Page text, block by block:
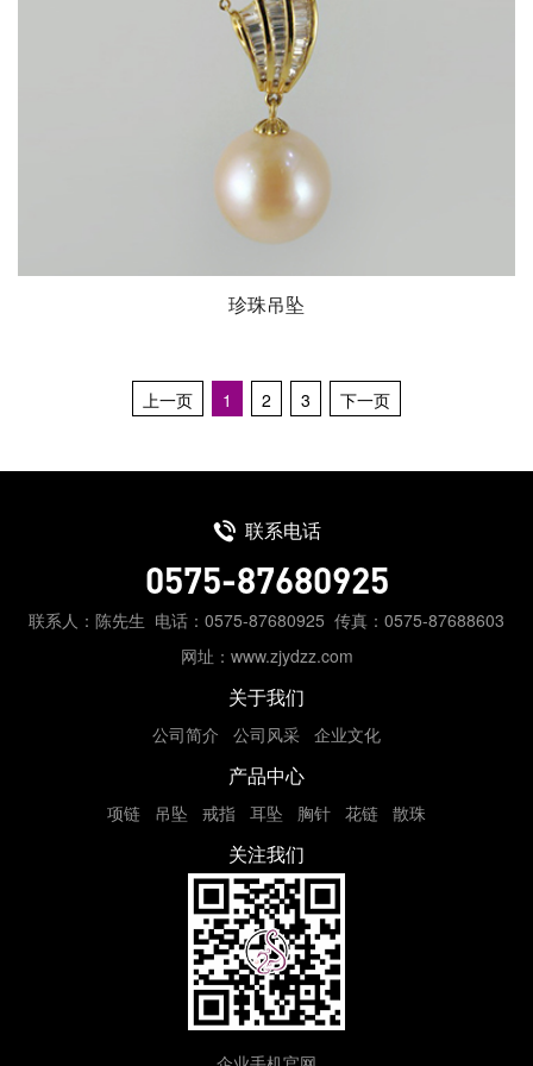
珍珠吊坠
上一页 1 2 3 下一页
联系电话
0575-87680925
联系人：陈先生 电话：0575-87680925 传真：0575-87688603
网址：www.zjydzz.com
关于我们
公司简介 公司风采 企业文化
产品中心
项链 吊坠 戒指 耳坠 胸针 花链 散珠
关注我们